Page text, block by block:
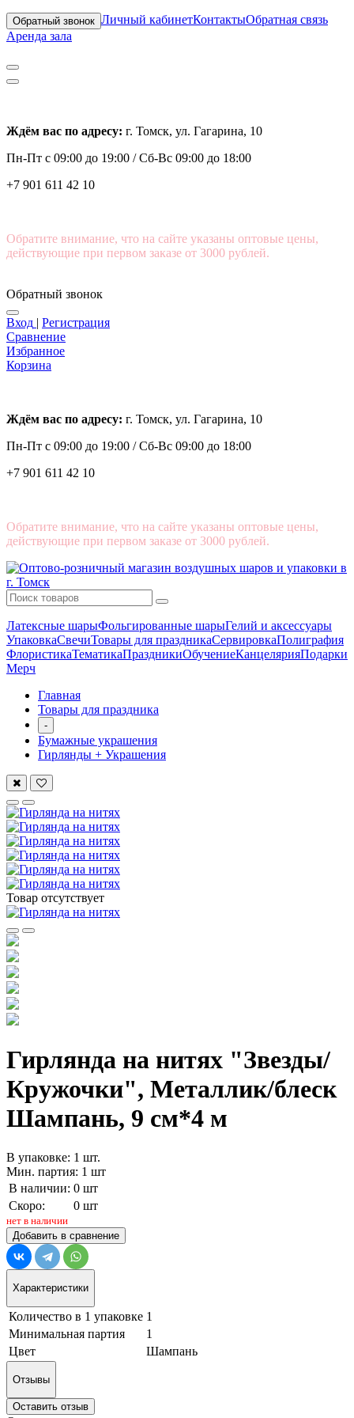
Обратный звонок Личный кабинетКонтактыОбратная связь
Аренда зала
Ждём вас по адресу: г. Томск, ул. Гагарина, 10
Пн-Пт с 09:00 до 19:00 /Сб-Вс 09:00 до 18:00
+7 901 611 42 10
Обратите внимание, что на сайте указаны оптовые цены,
действующие при первом заказе от 3000 рублей.
Обратный звонок
Вход | Регистрация
Сравнение
Избранное
Корзина
Ждём вас по адресу: г. Томск, ул. Гагарина, 10
Пн-Пт с 09:00 до 19:00 /Сб-Вс 09:00 до 18:00
+7 901 611 42 10
Обратите внимание, что на сайте указаны оптовые цены,
действующие при первом заказе от 3000 рублей.
Латексные шарыФольгированные шарыГелий и аксессуары
УпаковкаСвечиТовары для праздникаСервировкаПолиграфия
ФлористикаТематикаПраздникиОбучениеКанцелярияПодарки
Мерч
Главная
Товары для праздника
-
Бумажные украшения
Гирлянды + Украшения
Товар отсутствует
Гирлянда на нитях "Звезды/
Кружочки", Металлик/блеск
Шампань, 9 см*4 м
В упаковке: 1 шт.
Мин. партия: 1 шт
В наличии: 0 шт
Скоро:
0 шт
нет в наличии
Добавить в сравнение
Характеристики
Количество в 1 упаковке 1
Минимальная партия
1
Цвет
Шампань
Отзывы
Оставить отзыв